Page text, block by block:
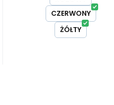
CZERWONY
ŻÓŁTY
pogodzie.